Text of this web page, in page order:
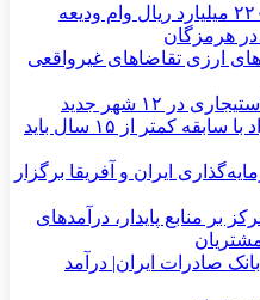
تسهیل در پرداخت بیش از ۲۲۰۰ میلیارد ریال وام ودیعه
هرمزگان
ارزی تقاضاهای غیرواقعی
۱۲ شهر جدید
قانون جدید بازنشستگی؛ افراد با سابقه کمتر از ۱۵ سال باید
ایران و آفریقا برگزار
بر منابع پایدار، درآمدهای
صادرات ایران| درآمد